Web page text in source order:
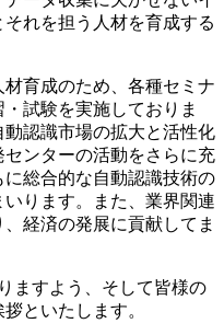
れを担う人材を育成する
育成のため、各種セミナ
試験を実施しておりま
認識市場の拡大と活性化
ンターの活動をさらに充
総合的な自動認識技術の
ります。また、業界関連
経済の発展に貢献してま
ますよう、そして皆様の
といたします。